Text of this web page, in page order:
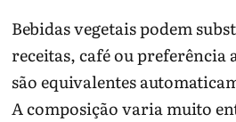
Bebidas vegetais podem
receitas, café ou preferência
são equivalentes
A composição varia muito